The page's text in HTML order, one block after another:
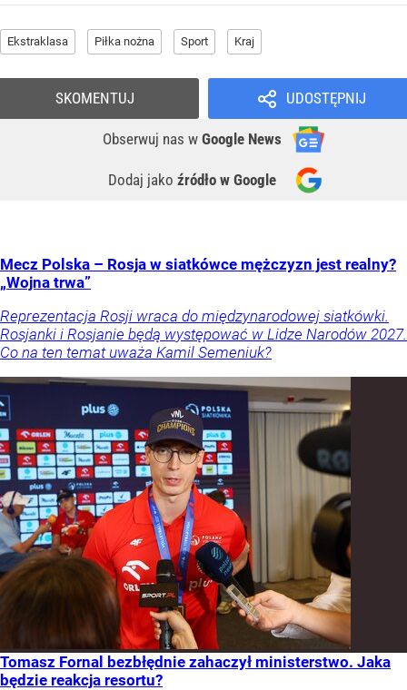
Ekstraklasa Piłka nożna Sport Kraj
UDOSTĘPNIJ
Obserwuj nas w Google News
Dodaj jako źródło w Google
SKOMENTUJ
Mecz Polska – Rosja w siatkówce mężczyzn jest realny?
„Wojna trwa”
Reprezentacja Rosji wraca do międzynarodowej siatkówki.
Rosjanki i Rosjanie będą występować w Lidze Narodów 2027.
Co na ten temat uważa Kamil Semeniuk?
Tomasz Fornal bezbłędnie zahaczył ministerstwo. Jaka
będzie reakcja resortu?